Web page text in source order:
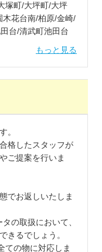
塚町/大坪町/大坪
花台南/柏原/金崎/
台/清武町池田台
田島/佐土原町下田
之内/清水/下北方
/瀬頭町/曽師町/大
町下倉永/高岡町
/広島/広原/福島
方/前原町/松橋/松
角町/元宮町/柳丸
もっと見る
。
格したスタッフが
ご提案を行いま
でお返しいたしま
の取扱において、
きるでしょう。
ての物に対応しま